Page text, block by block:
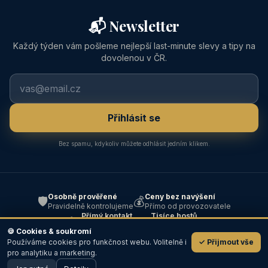
od
📬 Newsletter
Každý týden vám pošleme nejlepší last-minute slevy a tipy na
dovolenou v ČR.
Přihlásit se
Bez spamu, kdykoliv můžete odhlásit jedním klikem.
🛡️Osobně prověřené
Pravidelně kontrolujeme💰Ceny bez navýšení
Přímo od provozovatele
📞Přímý kontakt
⭐Tisíce hostů
💬
🍪 Cookies & soukromí
Používáme cookies pro funkčnost webu. Volitelně i
pro analytiku a marketing.
✓ Přijmout vše